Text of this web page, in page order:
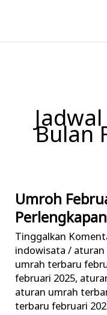
konten
Bulan
Umroh
Tinggalkan
indowisata/
umrah terbaru
februari 2025,
aturan umrah
terbaru februari
Umroh
Februari:
Persiapan
&
Perlengkapannya